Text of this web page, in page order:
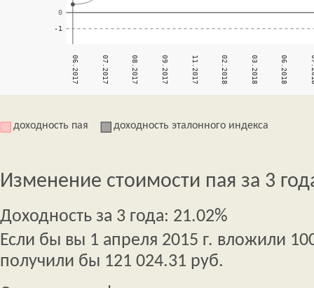
доходность пая доходность эталонного индекса
Изменение стоимости пая за 3
Доходность за 3 года: 21.02%
Если бы вы 1 апреля 2015 г. вложили
получили бы 121 024.31 руб.